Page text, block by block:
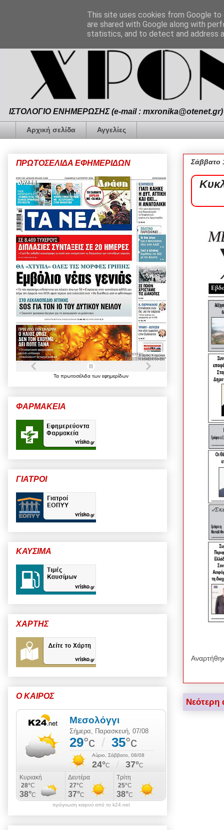
ΙΣΤΟΛΟΓΙΟ ΕΝΗΜΕΡΩΣΗΣ (e-mail :
Αρχική σελίδα Αγγελίες
Σάββατο
Νεότερη
ΠΡΩΤΟΣΕΛΙΔΑ ΕΦΗΜΕΡΙΔΩΝ
Τα πρωτοσέλιδα των εφημερίδων
ΦΑΡΜΑΚΕΙΑ
ΓΙΑΤΡΟΙ
ΚΑΥΣΙΜΑ
ΧΑΡΤΗΣ
Ο ΚΑΙΡΟΣ
πρόγνωση καιρού από το k24.net
This site uses cookies from Google
are shared with Google along with
statistics, and to detect and address